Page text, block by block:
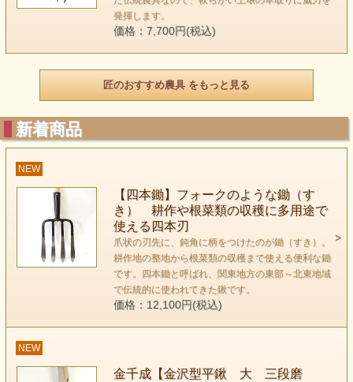
発揮します。
価格：7,700円(税込)
匠のおすすめ農具 をもっと見る
新着商品
NEW
【四本鋤】フォークのような鋤（す
き） 耕作や根菜類の収穫に多用途で
使える四本刃
爪状の刃先に、鈍角に柄をつけたのが鋤（すき）。
耕作地の整地から根菜類の収穫まで使える便利な鋤
です。四本鋤と呼ばれ、関東地方の東部～北東地域
で伝統的に使われてきた鍬です。
価格：12,100円(税込)
NEW
金千成【金沢型平鍬 大 三段磨